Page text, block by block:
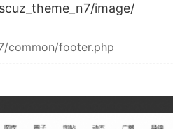
image/
common/footer.php